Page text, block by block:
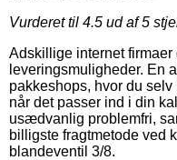
Vurderet til 4.5 ud af 5
Adskillige internet
leveringsmuligheder. En
pakkeshops, hvor du
når det passer ind i din
usædvanlig problemfri,
billigste fragtmetode ved
blandeventil 3/8.